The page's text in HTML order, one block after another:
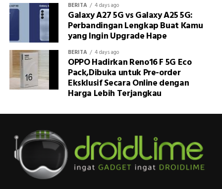
BERITA 4 days ago
Galaxy A27 5G vs Galaxy A25 5G:
Perbandingan Lengkap Buat Kamu
yang Ingin Upgrade Hape
BERITA 4 days ago
OPPO Hadirkan Reno16 F 5G Eco
Pack,Dibuka untuk Pre-order
Eksklusif Secara Online dengan
Harga Lebih Terjangkau